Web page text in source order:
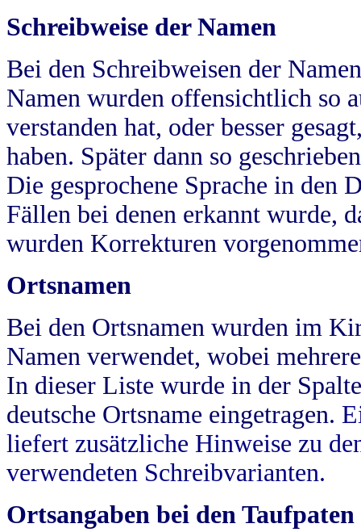
Schreibweise der Namen
Bei den Schreibweisen der
Namen wurden offensichtlich so
verstanden hat, oder besser
haben. Später dann so
Die gesprochene Sprache in
Fällen bei denen erkannt wurde,
wurden Korrekturen
Ortsnamen
Bei den Ortsnamen wurden im
Namen verwendet, wobei
In dieser Liste wurde in der
deutsche Ortsname eingetragen.
liefert zusätzliche Hinweise zu
verwendeten Schreibvarianten.
Ortsangaben bei den Taufpaten